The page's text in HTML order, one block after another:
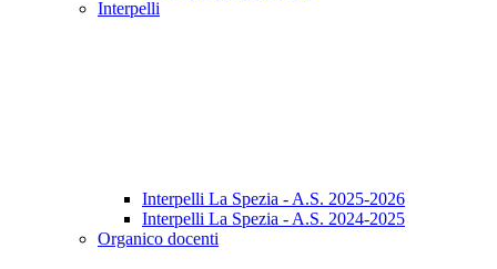
Interpelli
Interpelli La Spezia - A.S. 2025-2026
Interpelli La Spezia - A.S. 2024-2025
Organico docenti